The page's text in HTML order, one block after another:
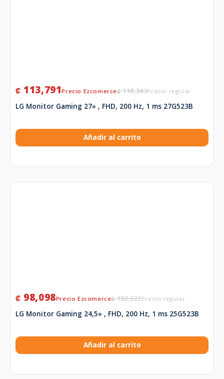
₡118,343
₡ 113,791
LG Monitor Gaming 27» , FHD, 200 Hz, 1 ms 27G523B
Añadir al carrito
₡102,022
₡ 98,098
LG Monitor Gaming 24,5» , FHD, 200 Hz, 1 ms 25G523B
Añadir al carrito